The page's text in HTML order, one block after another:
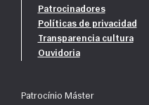
Patrocinadores
Políticas de privacidad
Transparencia cultura
Ouvidoria
Patrocínio Máster